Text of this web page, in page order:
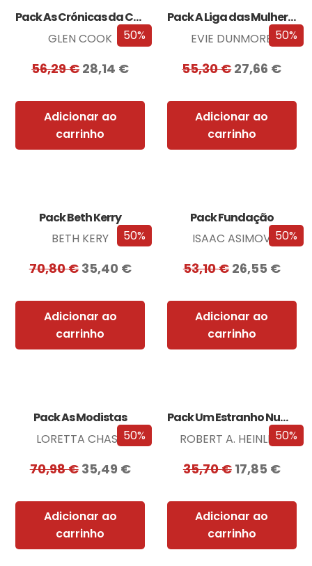
50%
Pack As Crónicas da Companhia Negra
GLEN COOK
56,29€28,14 €
Adicionar ao
carrinho
50%
Pack A Liga das Mulheres Extraordinárias
EVIE DUNMORE
55,30€27,66 €
Adicionar ao
carrinho
50%
Pack Beth Kerry
BETH KERY
70,80€ 35,40 €
Adicionar ao
carrinho
50%
Pack Fundação
ISAAC ASIMOV
53,10€ 26,55 €
Adicionar ao
carrinho
50%
Pack As Modistas
LORETTA CHASE
70,98€ 35,49 €
Adicionar ao
carrinho
50%
Pack Um Estranho Numa Terra Estranha
ROBERT A. HEINLEIN
35,70€ 17,85 €
Adicionar ao
carrinho